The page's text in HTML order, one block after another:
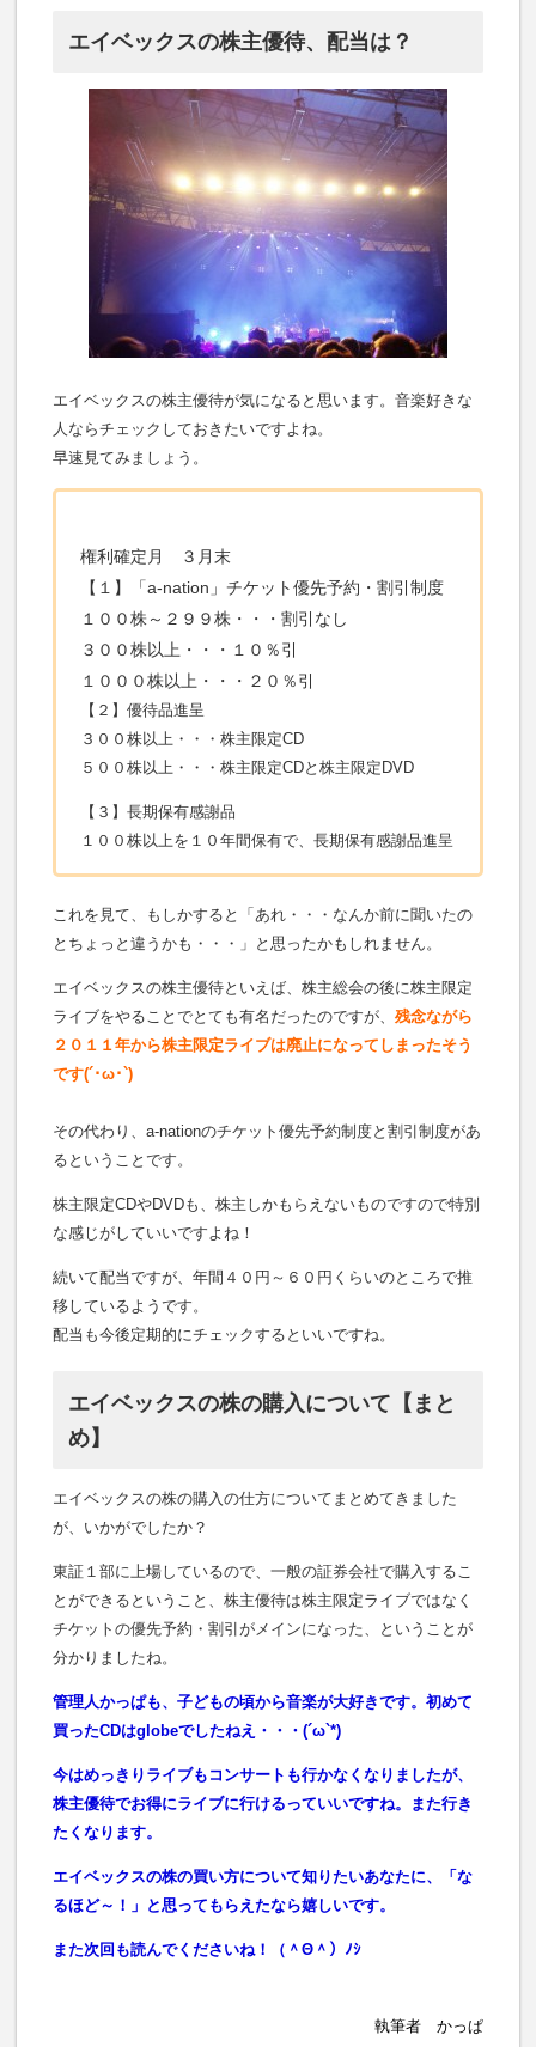
エイベックスの株主優待、配当は？
エイベックスの株主優待が気になると思います。音楽好きな
人ならチェックしておきたいですよね。
早速見てみましょう。
権利確定月 ３月末
【１】「a-nation」チケット優先予約・割引制度
１００株～２９９株・・・割引なし
３００株以上・・・１０％引
１０００株以上・・・２０％引
【２】優待品進呈
３００株以上・・・株主限定CD
５００株以上・・・株主限定CDと株主限定DVD
【３】長期保有感謝品
１００株以上を１０年間保有で、長期保有感謝品進呈
これを見て、もしかすると「あれ・・・なんか前に聞いたの
とちょっと違うかも・・・」と思ったかもしれません。
エイベックスの株主優待といえば、株主総会の後に株主限定
ライブをやることでとても有名だったのですが、 残念ながら
２０１１年から株主限定ライブは廃止になってしまったそう
です(´･ω･`)
その代わり、a-nationのチケット優先予約制度と割引制度があ
るということです。
株主限定CDやDVDも、株主しかもらえないものですので特別
な感じがしていいですよね！
続いて配当ですが、年間４０円～６０円くらいのところで推
移しているようです。
配当も今後定期的にチェックするといいですね。
エイベックスの株の購入について【まと
め】
エイベックスの株の購入の仕方についてまとめてきました
が、いかがでしたか？
東証１部に上場しているので、一般の証券会社で購入するこ
とができるということ、株主優待は株主限定ライブではなく
チケットの優先予約・割引がメインになった、ということが
分かりましたね。
管理人かっぱも、子どもの頃から音楽が大好きです。初めて
買ったCDはglobeでしたねえ・・・(´ω`*)
今はめっきりライブもコンサートも行かなくなりましたが、
株主優待でお得にライブに行けるっていいですね。また行き
たくなります。
エイベックスの株の買い方について知りたいあなたに、「な
るほど～！」と思ってもらえたなら嬉しいです。
また次回も読んでくださいね！（＾Θ＾）ﾉｼ
執筆者 かっぱ